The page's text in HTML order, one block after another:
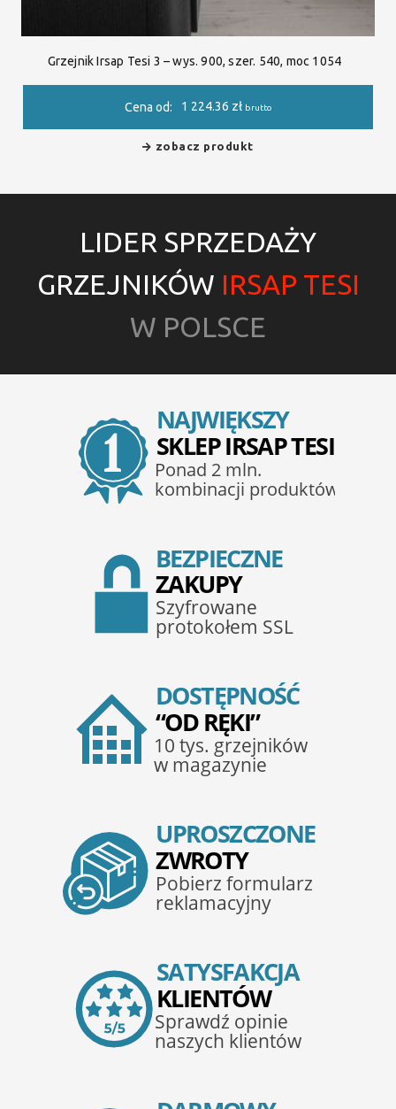
Grzejnik Irsap Tesi 3 – wys. 900, szer. 540, moc 1054
Cena od: 1 224.36 zł brutto
zobacz produkt
LIDER SPRZEDAŻY
GRZEJNIKÓW IRSAP TESI
W POLSCE